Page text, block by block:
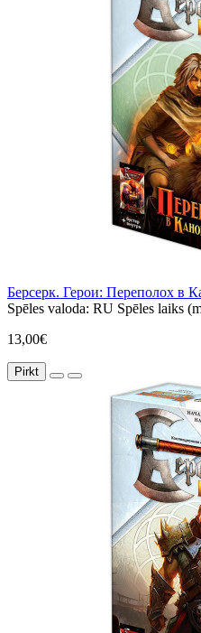
Берсерк. Герои: Переполох в
Spēles valoda: RU Spēles laiks
13,00€
Pirkt